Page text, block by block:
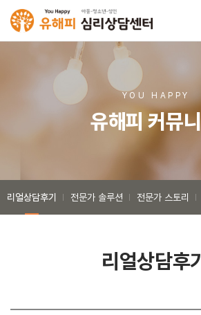
YOU HAPPY
유해피 커뮤
리얼상담후기 전문가 솔루션 전문가 스토리
리얼상담후기